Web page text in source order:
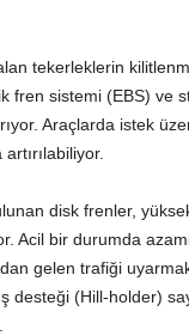
tekerleklerin
fren sistemi (EBS)
Araçlarda istek
disk frenler,
Acil bir durumda
gelen trafiği
desteği (Hill-holder)